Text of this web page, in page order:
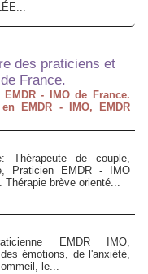
des praticiens et
France.
- IMO de France.
EMDR - IMO, EMDR
Thérapeute de couple,
Praticien EMDR - IMO
brève orienté...
EMDR IMO,
émotions, de l'anxiété,
le...